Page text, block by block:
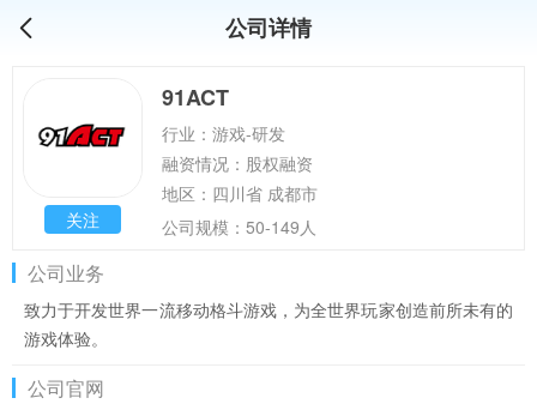
公司详情
关注
91ACT
行业：游戏-研发
融资情况：股权融资
地区：四川省 成都市
公司规模：50-149人
公司业务
致力于开发世界一流移动格斗游戏，为全世界玩家创造前所未有的
游戏体验。
公司官网